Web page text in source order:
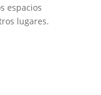
espacios
lugares.